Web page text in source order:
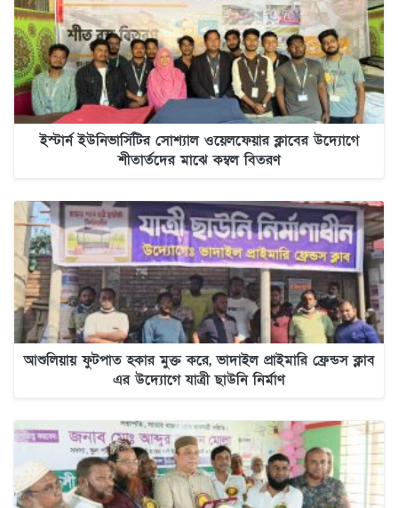
ইস্টার্ন ইউনিভার্সিটির সোশ্যাল ওয়েলফেয়ার ক্লাবের উদ্যোগে
শীতার্তদের মাঝে কম্বল বিতরণ
আশুলিয়ায় ফুটপাত হকার মুক্ত করে, ভাদাইল প্রাইমারি ফ্রেন্ডস ক্লাব
এর উদ্যোগে যাত্রী ছাউনি নির্মাণ